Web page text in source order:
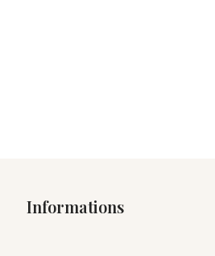
Informations